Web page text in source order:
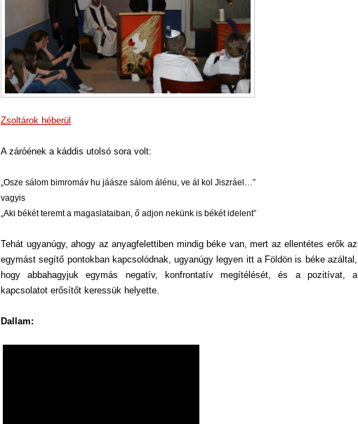
Zsoltárok héberül
A záróének a káddis utolsó sora volt:
„Osze sálom bimromáv hu jáásze sálom álénu, ve ál kol Jiszráel…”
vagyis
„Aki békét teremt a magaslataiban, ő adjon nekünk is békét idelent”
Tehát ugyanúgy, ahogy az anyagfelettiben mindig béke van, mert az ellentétes erők az
egymást segítő pontokban kapcsolódnak, ugyanúgy legyen itt a Földön is béke azáltal,
hogy abbahagyjuk egymás negatív, konfrontatív megítélését, és a pozitívat, a
kapcsolatot erősítőt keressük helyette.
Dallam: